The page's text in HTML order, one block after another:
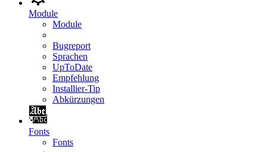
Module
Module
Bugreport
Sprachen
UpToDate
Empfehlung
Installier-Tip
Abkürzungen
Fonts
Fonts